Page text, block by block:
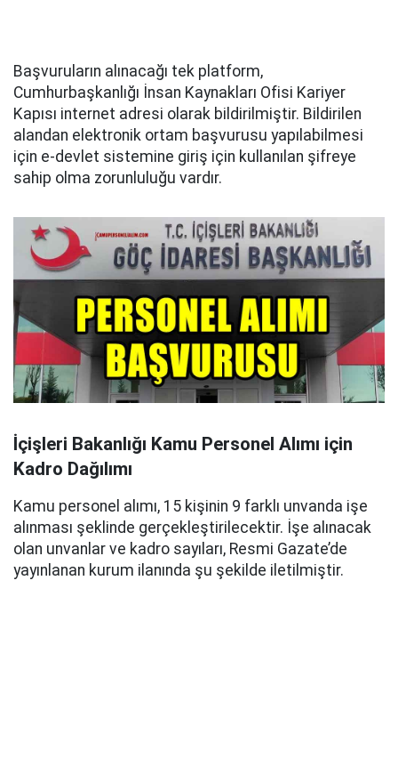
Başvuruların alınacağı tek platform,
Cumhurbaşkanlığı İnsan Kaynakları Ofisi Kariyer
Kapısı internet adresi olarak bildirilmiştir. Bildirilen
alandan elektronik ortam başvurusu yapılabilmesi
için e-devlet sistemine giriş için kullanılan şifreye
sahip olma zorunluluğu vardır.
İçişleri Bakanlığı Kamu Personel Alımı için
Kadro Dağılımı
Kamu personel alımı, 15 kişinin 9 farklı unvanda işe
alınması şeklinde gerçekleştirilecektir. İşe alınacak
olan unvanlar ve kadro sayıları, Resmi Gazate’de
yayınlanan kurum ilanında şu şekilde iletilmiştir.